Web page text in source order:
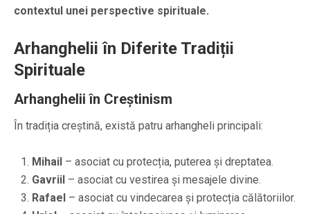
contextul unei perspective spirituale.
Arhanghelii în Diferite Tradiții
Spirituale
Arhanghelii în Creștinism
În tradiția creștină, există patru arhangheli principali:
Mihail – asociat cu protecția, puterea și dreptatea.
Gavriil – asociat cu vestirea și mesajele divine.
Rafael – asociat cu vindecarea și protecția călătoriilor.